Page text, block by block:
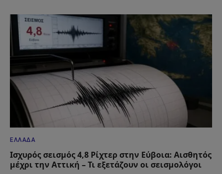
ΕΛΛΆΔΑ
Ισχυρός σεισμός 4,8 Ρίχτερ στην Εύβοια: Αισθητός
μέχρι την Αττική – Τι εξετάζουν οι σεισμολόγοι